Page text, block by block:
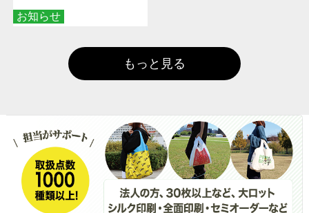
お知らせ
もっと見る